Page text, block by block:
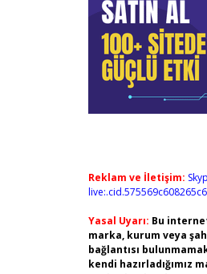
Reklam ve İletişim:
Yasal Uyarı: Bu
marka, kurum veya
bağlantısı
kendi hazırladığımız